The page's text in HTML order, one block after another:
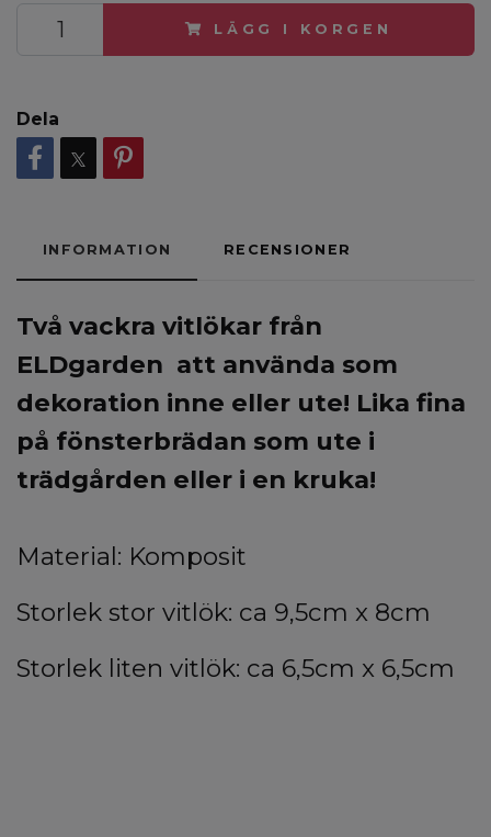
LÄGG I KORGEN
Dela
INFORMATION RECENSIONER
Två vackra vitlökar från
ELDgarden att använda som
dekoration inne eller ute! Lika fina
på fönsterbrädan som ute i
trädgården eller i en kruka!
Material: Komposit
Storlek stor vitlök: ca 9,5cm x 8cm
Storlek liten vitlök: ca 6,5cm x 6,5cm